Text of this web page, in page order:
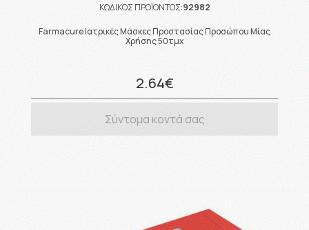
ΚΩΔΙΚΟΣ ΠΡΟΪΟΝΤΟΣ:92982
Farmacure Ιατρικές Μάσκες Προστασίας Προσώπου Μίας
Χρήσης 50τμχ
2.64€
Σύντομα κοντά σας